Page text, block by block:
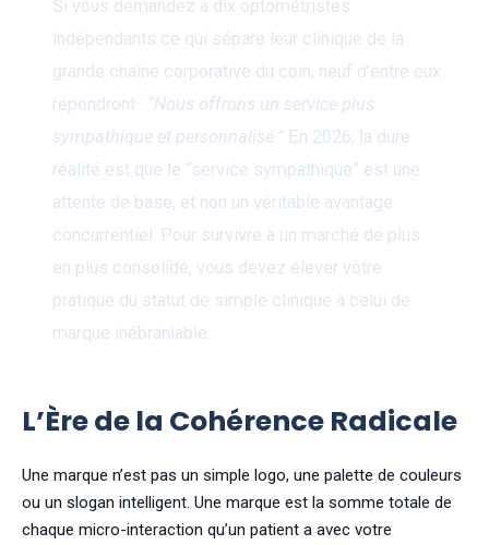
Si vous demandez à dix optométristes
indépendants ce qui sépare leur clinique de la
grande chaîne corporative du coin, neuf d’entre eux
répondront : “Nous offrons un service plus
sympathique et personnalisé.” En 2026, la dure
réalité est que le “service sympathique” est une
attente de base, et non un véritable avantage
concurrentiel. Pour survivre à un marché de plus
en plus consolidé, vous devez élever votre
pratique du statut de simple clinique à celui de
marque inébranlable.
L’Ère de la Cohérence Radicale
Une marque n’est pas un simple logo, une palette de couleurs
ou un slogan intelligent. Une marque est la somme totale de
chaque micro-interaction qu’un patient a avec votre